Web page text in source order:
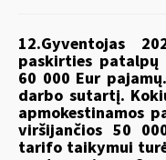
12.Gyventojas
paskirties patalpų
60 000 Eur
darbo sutartį.
apmokestinamos
viršijančios 50
tarifo taikymui